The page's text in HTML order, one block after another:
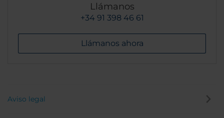
Llámanos
+34 91 398 46 61
Llámanos ahora
Aviso legal